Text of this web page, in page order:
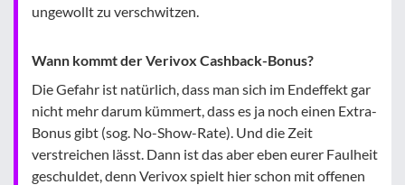
ungewollt zu verschwitzen.
Wann kommt der Verivox Cashback-Bonus?
Die Gefahr ist natürlich, dass man sich im Endeffekt gar
nicht mehr darum kümmert, dass es ja noch einen Extra-
Bonus gibt (sog. No-Show-Rate). Und die Zeit
verstreichen lässt. Dann ist das aber eben eurer Faulheit
geschuldet, denn Verivox spielt hier schon mit offenen